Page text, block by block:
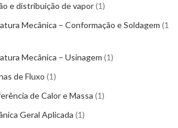
e distribuição de vapor 1
Mecânica – Conformação e Soldagem 1
Mecânica – Usinagem 1
de Fluxo 1
de Calor e Massa 1
Geral Aplicada 1